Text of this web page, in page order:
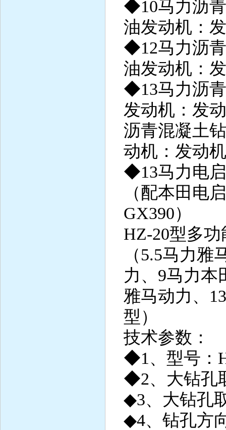
◆10马力沥
油发动机：
◆12马力沥
油发动机：
◆13马力沥
发动机：发
沥青混凝土
动机：发动
◆13马力电
（配本田电
GX390）
HZ-20型多
（5.5马力
力、9马力本
雅马动力、
型）
技术参数：
◆1、型号：
◆2、大钻孔
◆3、大钻孔
◆4、钻孔方